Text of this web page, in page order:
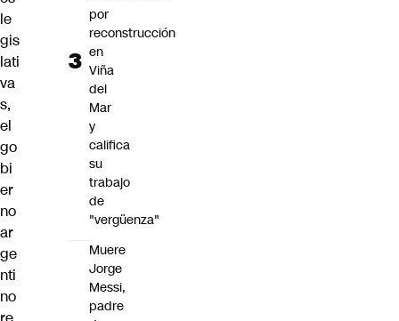
le
gis
lati
va
s,
el
go
bi
er
no
ar
ge
nti
no
por
reconstrucción
en
Viña
del
Mar
y
califica
su
trabajo
de
"vergüenza"
Muere
Jorge
Messi,
padre